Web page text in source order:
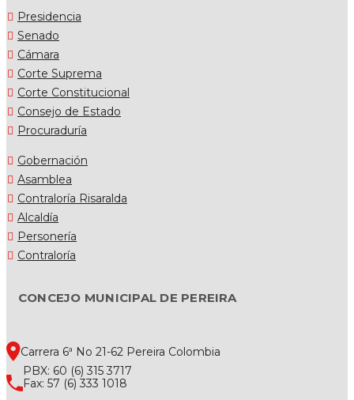
Presidencia
Senado
Cámara
Corte Suprema
Corte Constitucional
Consejo de Estado
Procuraduría
Gobernación
Asamblea
Contraloría Risaralda
Alcaldía
Personería
Contraloría
CONCEJO MUNICIPAL DE PEREIRA
Carrera 6ª No 21-62 Pereira Colombia
PBX: 60 (6) 315 3717
Fax: 57 (6) 333 1018